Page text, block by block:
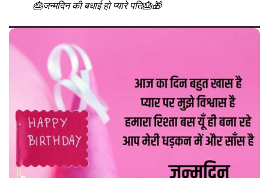
🎂जन्मदिन की बधाई हो प्यारे पति🎂🎁